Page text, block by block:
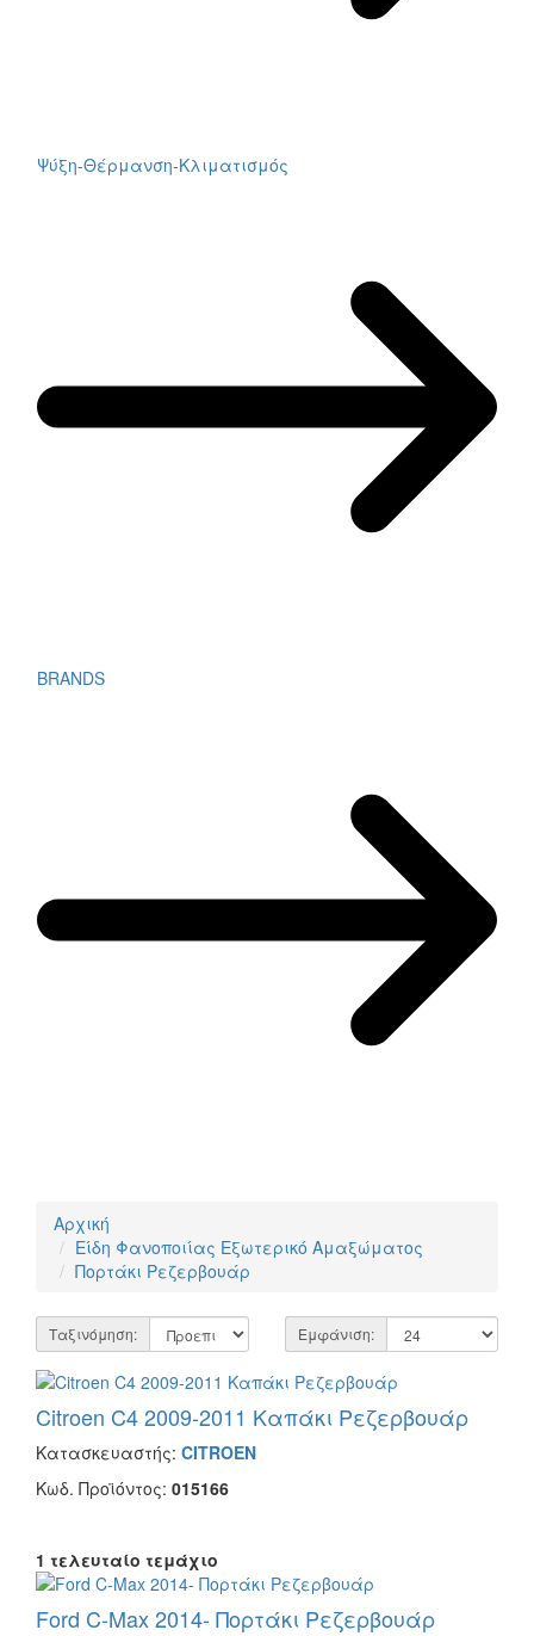
Ψύξη-Θέρμανση-Κλιματισμός
BRANDS
Αρχική
Είδη Φανοποιίας Εξωτερικό Αμαξώματος
Πορτάκι Ρεζερβουάρ
Εμφάνιση:
Ταξινόμηση:
Citroen C4 2009-2011 Καπάκι Ρεζερβουάρ
Κατασκευαστής: CITROEN
Κωδ. Προϊόντος: 015166
1 τελευταίο τεμάχιο
Ford C-Max 2014- Πορτάκι Ρεζερβουάρ